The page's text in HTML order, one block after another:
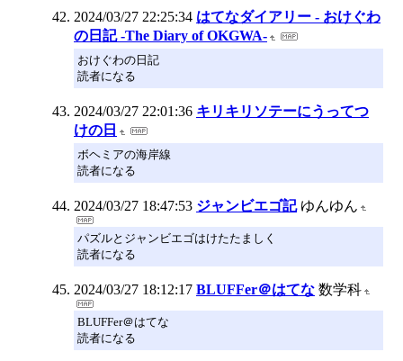
2024/03/27 22:25:34 はてなダイアリー - おけぐわ
の日記 -The Diary of OKGWA-
おけぐわの日記
読者になる
2024/03/27 22:01:36 キリキリソテーにうってつ
けの日
ボヘミアの海岸線
読者になる
2024/03/27 18:47:53 ジャンビエゴ記 ゆんゆん
パズルとジャンビエゴはけたたましく
読者になる
2024/03/27 18:12:17 BLUFFer＠はてな 数学科
BLUFFer＠はてな
読者になる